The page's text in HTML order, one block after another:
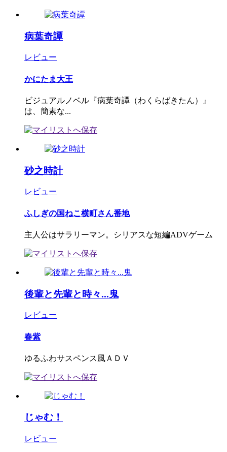
病葉奇譚
レビュー
かにたま大王
ビジュアルノベル『病葉奇譚（わくらばきたん）』
は、簡素な...
砂之時計
レビュー
ふしぎの国ねこ横町さん番地
主人公はサラリーマン。シリアスな短編ADVゲーム
後輩と先輩と時々...鬼
レビュー
春紫
ゆるふわサスペンス風ＡＤＶ
じゃむ！
レビュー